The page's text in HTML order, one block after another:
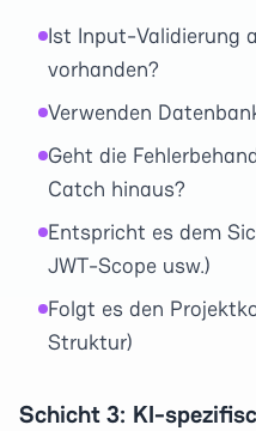
Ist Input-Validierung
vorhanden?
Verwenden
Geht die
Catch hinaus?
Entspricht es dem
JWT-Scope usw.)
Folgt es den
Struktur)
Schicht 3: KI-